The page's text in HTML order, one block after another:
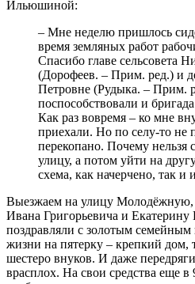
Ильюшиной:
– Мне неделю пришлось
время земляных работ
Спасибо главе сельсовета
(Дорофеев. – Прим. ред.) и
Петровне (Рудыка. – Прим.
поспособствовали и
Как раз вовремя – ко мне
приехали. Но по селу-то не
перекопано. Почему нельзя
улицу, а потом уйти на
схема, как начерчено, так и
Выезжаем на улицу
Ивана Григорьевича и Екатерину
поздравляли с золотым
жизни на пятерку – крепкий дом,
шестеро внуков. И даже
врасплох. На свои средства еще